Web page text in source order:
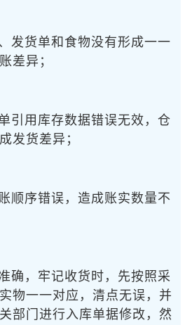
货单和食物没有形成一一
差异；
用库存数据错误无效，仓
发货差异；
序错误，造成账实数量不
确，牢记收货时，先按照采
物一一对应，清点无误，并
部门进行入库单据修改，然